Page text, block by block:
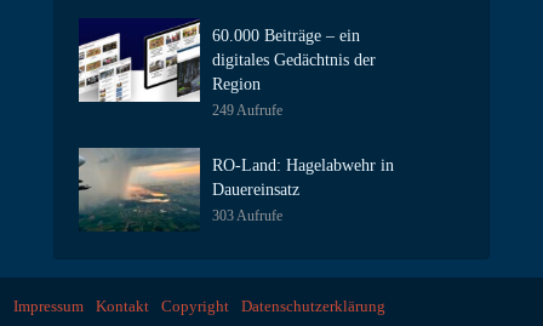
60.000 Beiträge – ein
digitales Gedächtnis der
Region
249 Aufrufe
RO-Land: Hagelabwehr in
Dauereinsatz
303 Aufrufe
Impressum Kontakt Copyright Datenschutzerklärung